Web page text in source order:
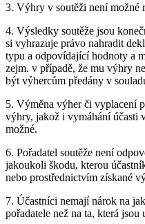
3. Výhry v soutěži není možné
4. Výsledky soutěže jsou
si vyhrazuje právo nahradit
typu a odpovídající hodnoty a
zejm. v případě, že mu výhry
být výhercům předány v
5. Výměna výher či vyplacení
výhry, jakož i vymáhání účasti
možné.
6. Pořadatel soutěže není
jakoukoli škodu, kterou
nebo prostřednictvím získané
7. Účastníci nemají nárok na
pořadatele než na ta, která